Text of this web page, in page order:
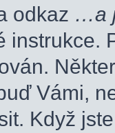
odkaz …a
instrukce.
Vámi,
Když